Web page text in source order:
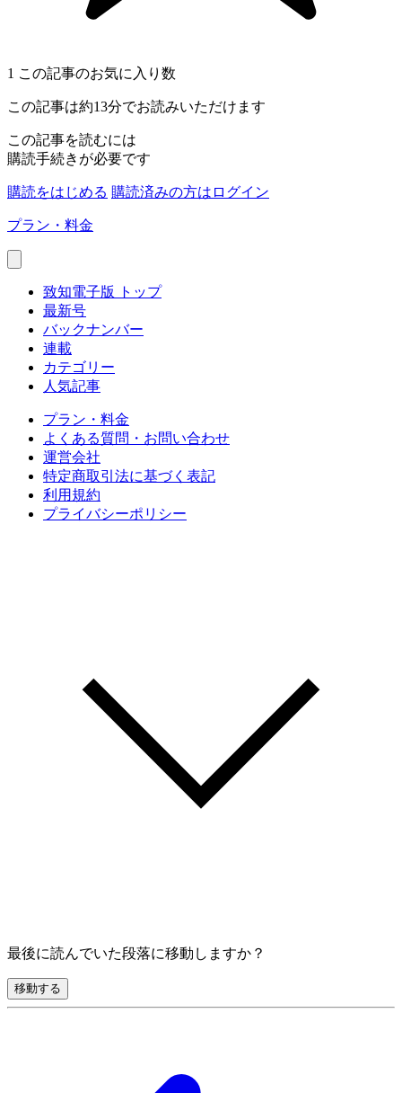
1 この記事のお気に入り数
この記事は約13分でお読みいただけます
この記事を読むには
購読手続きが必要です
購読をはじめる 購読済みの方はログイン
プラン・料金
致知電子版 トップ
最新号
バックナンバー
連載
カテゴリー
人気記事
プラン・料金
よくある質問・お問い合わせ
運営会社
特定商取引法に基づく表記
利用規約
プライバシーポリシー
最後に読んでいた段落に移動しますか？
移動する